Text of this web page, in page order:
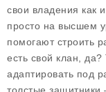
свои владения как
просто на высшем
помогают строить
есть свой клан,
адаптировать под